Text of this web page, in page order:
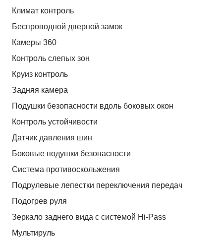
Климат контроль
Беспроводной дверной замок
Камеры 360
Контроль слепых зон
Круиз контроль
Задняя камера
Подушки безопасности вдоль боковых окон
Контроль устойчивости
Датчик давления шин
Боковые подушки безопасности
Система противоскольжения
Подрулевые лепестки переключения передач
Подогрев руля
Зеркало заднего вида с системой Hi-Pass
Мультируль